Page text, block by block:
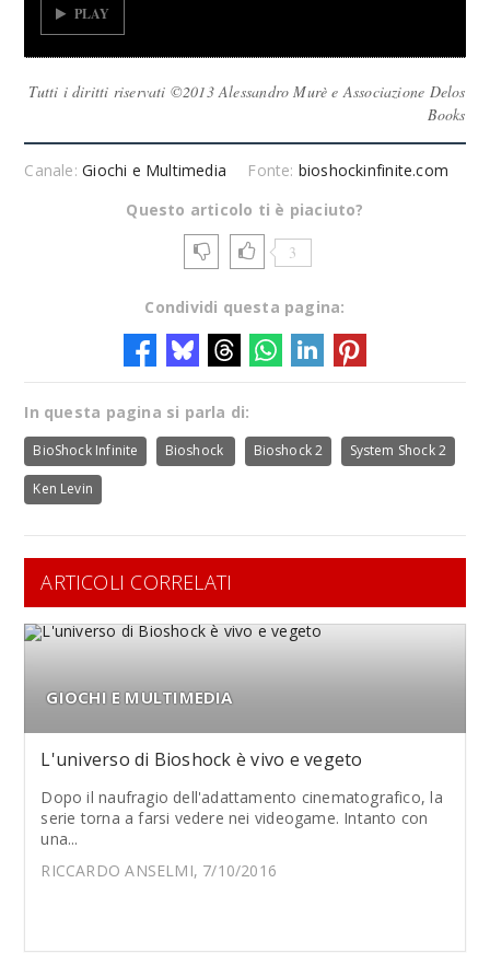
PLAY
Tutti i diritti riservati ©2013 Alessandro Murè e Associazione Delos
Books
Canale:Giochi e Multimedia Fonte: bioshockinfinite.com
Questo articolo ti è piaciuto?
3
Condividi questa pagina:
In questa pagina si parla di:
BioShock Infinite Bioshock Bioshock 2 System Shock 2
Ken Levin
ARTICOLI CORRELATI
GIOCHI E MULTIMEDIA
L'universo di Bioshock è vivo e vegeto
Dopo il naufragio dell'adattamento cinematografico, la
serie torna a farsi vedere nei videogame. Intanto con
una...
RICCARDO ANSELMI, 7/10/2016